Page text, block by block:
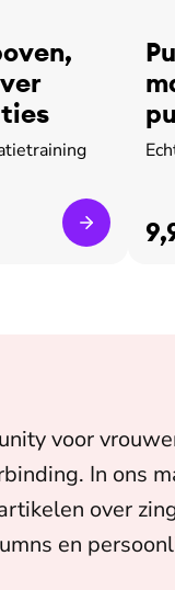
voor
In ons
over
en